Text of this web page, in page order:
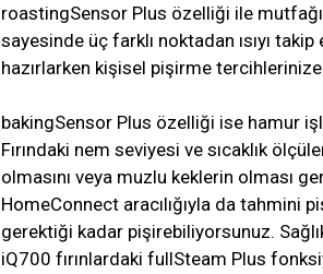
roastingSensor Plus özelliği ile
sayesinde üç farklı noktadan ısıyı
hazırlarken kişisel pişirme
bakingSensor Plus özelliği ise hamur
Fırındaki nem seviyesi ve sıcaklık
olmasını veya muzlu keklerin olması
HomeConnect aracılığıyla da tahmini
gerektiği kadar pişirebiliyorsunuz.
iQ700 fırınlardaki fullSteam Plus